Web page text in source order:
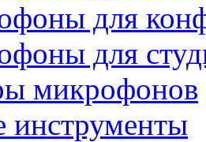
для
для
микрофонов
инструменты